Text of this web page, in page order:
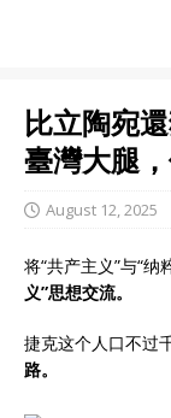
比立陶宛
臺灣大腿
August 12, 2025
将“共产主义”与“纳
义”思想交流。
捷克这个人口不过
路。